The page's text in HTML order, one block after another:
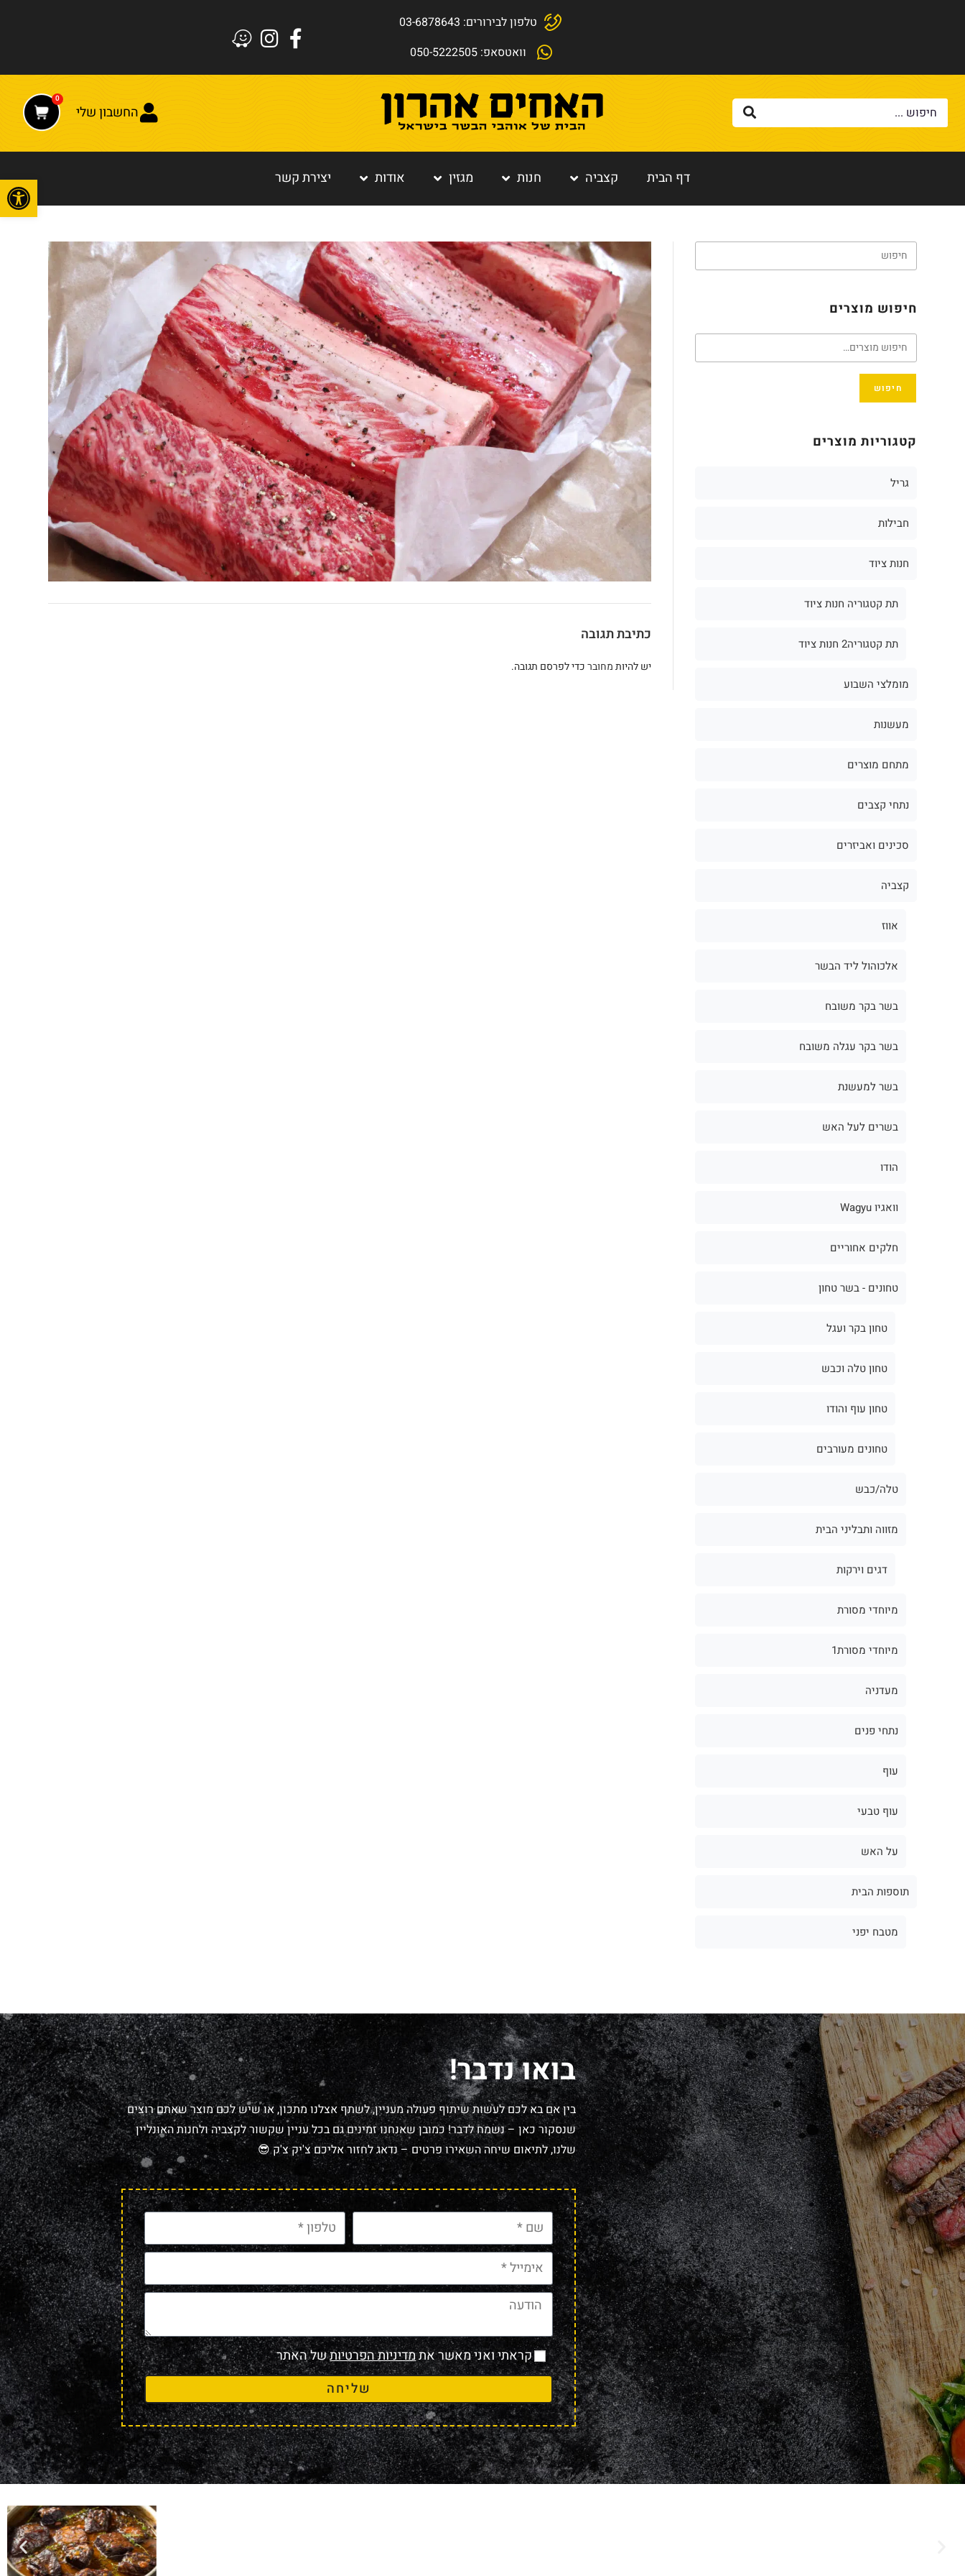
טלפון לבירורים: 03-6878643
וואטסאפ: 050-5222505
החשבון שלי
0
דף הבית קצביה חנות מגזין אודות יצירת קשר
כתיבת תגובה
יש להיותמחוברכדי לפרסם תגובה.
חיפוש מוצרים
חיפוש
קטגוריות מוצרים
גריל
חבילות
חנות ציוד
תת קטגוריה חנות ציוד
תת קטגוריה2 חנות ציוד
מומלצי השבוע
מעשנות
מתחם מוצרים
נתחי קצבים
סכינים ואביזרים
קצביה
אווז
אלכוהול ליד הבשר
בשר בקר משובח
בשר בקר עגלה משובח
בשר למעשנת
בשרים לעל האש
הודו
וואגיו Wagyu
חלקים אחוריים
טחונים - בשר טחון
טחון בקר ועגל
טחון טלה וכבש
טחון עוף והודו
טחונים מעורבים
טלה/כבש
מזווה ותבליני הבית
דגים וירקות
מיוחדי מסורת
מיוחדי מסורת1
מעדניה
נתחי פנים
עוף
עוף טבעי
על האש
תוספות הבית
מטבח יפני
בואו נדבר!
בין אם בא לכם לעשות שיתוף פעולה מעניין, לשתף אצלנו מתכון, או שיש לכם מוצר שאתם רוצים
שנסקור כאן – נשמח לדבר! כמובן שאנחנו זמינים גם בכל עניין שקשור לקצביה ולחנות האונליין
שלנו, לתיאום שיחה השאירו פרטים – נדאג לחזור אליכם צ'יק צ'ק 😎
קראתי ואני מאשר אתמדיניות הפרטיותשל האתר
שליחה